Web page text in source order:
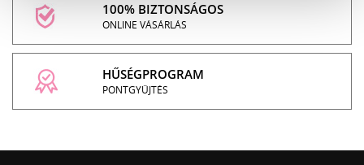
100% BIZTONSÁGOS
ONLINE VÁSÁRLÁS
HŰSÉGPROGRAM
PONTGYŰJTÉS